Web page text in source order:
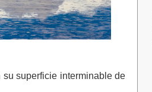
su superficie interminable de